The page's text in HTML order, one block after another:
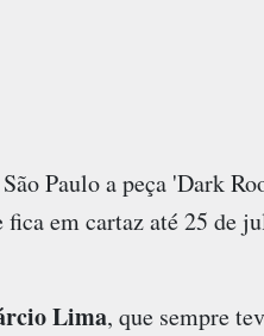
Paulo a peça 'Dark
fica em cartaz até 25 de
Lima, que sempre